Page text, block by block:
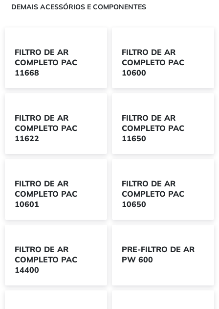
DEMAIS ACESSÓRIOS E COMPONENTES
FILTRO DE AR
COMPLETO PAC
11668
FILTRO DE AR
COMPLETO PAC
10600
FILTRO DE AR
COMPLETO PAC
11622
FILTRO DE AR
COMPLETO PAC
11650
FILTRO DE AR
COMPLETO PAC
10601
FILTRO DE AR
COMPLETO PAC
10650
FILTRO DE AR
COMPLETO PAC
14400
PRE-FILTRO DE AR
PW 600